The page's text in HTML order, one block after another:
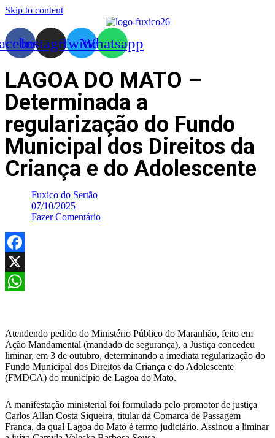
Skip to content
InstagramTwitterWhatsapp
LAGOA DO MATO –
Determinada a
regularização do Fundo
Municipal dos Direitos da
Criança e do Adolescente
Fuxico do Sertão
07/10/2025
Fazer Comentário
Facebook
X
Atendendo pedido do Ministério Público do Maranhão, feito em
Ação Mandamental (mandado de segurança), a Justiça concedeu
liminar, em 3 de outubro, determinando a imediata regularização do
Fundo Municipal dos Direitos da Criança e do Adolescente
(FMDCA) do município de Lagoa do Mato.
A manifestação ministerial foi formulada pelo promotor de justiça
Carlos Allan Costa Siqueira, titular da Comarca de Passagem
Franca, da qual Lagoa do Mato é termo judiciário. Assinou a liminar